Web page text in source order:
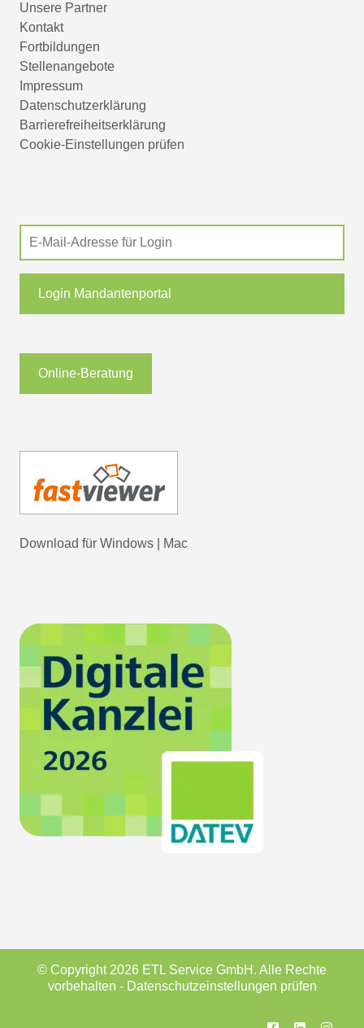
Unsere Partner
Kontakt
Fortbildungen
Stellenangebote
Impressum
Datenschutzerklärung
Barrierefreiheitserklärung
Cookie-Einstellungen prüfen
Login Mandantenportal
Online-Beratung
Download für Windows Mac
© Copyright 2026 ETL Service GmbH. Alle Rechte
vorbehalten - Datenschutzeinstellungen prüfen